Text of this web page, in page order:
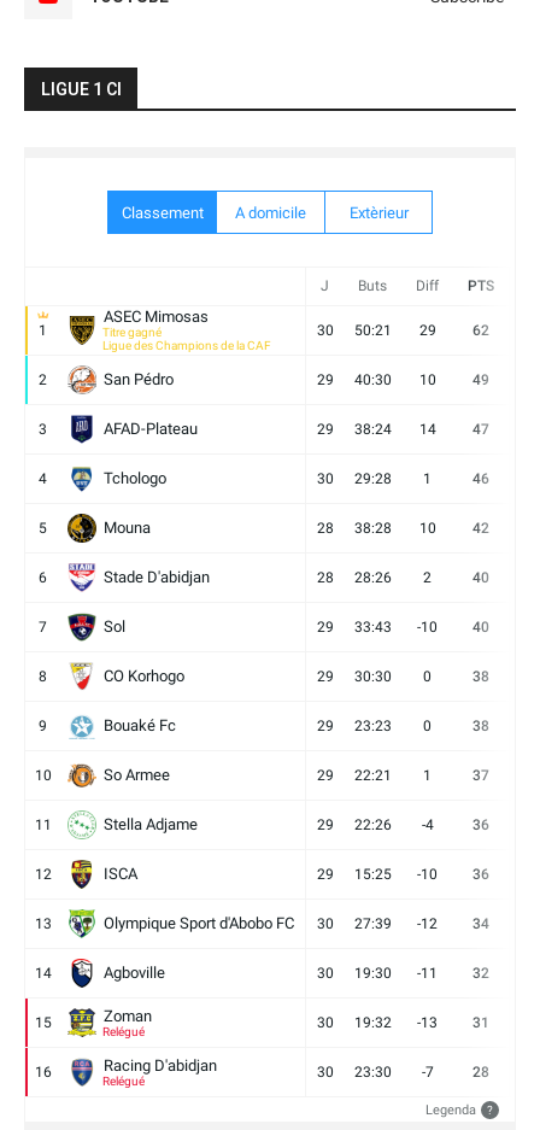
LIGUE 1 CI
Classement A domicile Extèrieur
J Buts Diff PTS
1
ASEC Mimosas
Titre gagné
Ligue des Champions de la CAF
30 50:21 29 62
2 San Pédro 29 40:30 10 49
3 AFAD-Plateau 29 38:24 14 47
4 Tchologo 30 29:28 1 46
5 Mouna 28 38:28 10 42
6 Stade D'abidjan 28 28:26 2 40
7 Sol 29 33:43 -10 40
8 CO Korhogo 29 30:30 0 38
9 Bouaké Fc 29 23:23 0 38
10 So Armee 29 22:21 1 37
11 Stella Adjame 29 22:26 -4 36
12 ISCA 29 15:25 -10 36
13 Olympique Sport d'Abobo FC 30 27:39 -12 34
14 Agboville 30 19:30 -11 32
15 Zoman
Relégué
30 19:32 -13 31
16 Racing D'abidjan
Relégué
30 23:30 -7 28
Legenda ?